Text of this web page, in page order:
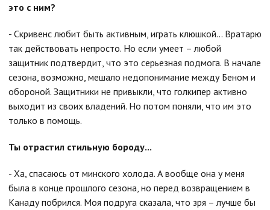
это с ним?
- Скривенс любит быть активным, играть клюшкой... Вратарю
так действовать непросто. Но если умеет – любой
защитник подтвердит, что это серьезная подмога. В начале
сезона, возможно, мешало недопонимание между Беном и
обороной. Защитники не привыкли, что голкипер активно
выходит из своих владений. Но потом поняли, что им это
только в помощь.
Ты отрастил стильную бороду...
- Ха, спасаюсь от минского холода. А вообще она у меня
была в конце прошлого сезона, но перед возвращением в
Канаду побрился. Моя подруга сказала, что зря – лучше бы